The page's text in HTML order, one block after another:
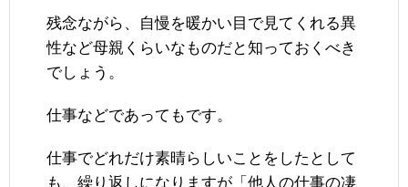
残念ながら、自慢を暖かい目で見てくれる異
性など母親くらいなものだと知っておくべき
でしょう。
仕事などであってもです。
仕事でどれだけ素晴らしいことをしたとして
も、繰り返しになりますが「他人の仕事の凄